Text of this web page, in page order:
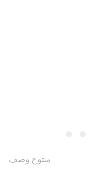
منتوج وصف